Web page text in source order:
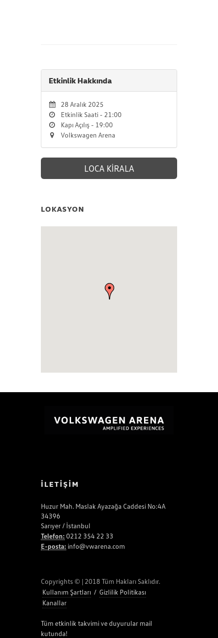
Etkinlik Hakkında
28 Aralık 2025
Etkinlik Saati - 21:00
Kapı Açılış - 19:00
Volkswagen Arena
LOCA KİRALA
LOKASYON
İLETİŞİM
Huzur Mah. Maslak Ayazağa Caddesi No:4A
34396
Sarıyer / İstanbul
Telefon: 0212 354 22 33
E-posta: info@vwarena.com
Copyrights © | 2018 Tüm Hakları Saklıdır.
Kullanım Şartları / Gizlilik Politikası
Kanallar
Tüm etkinlik takvimi ve duyurular mail
kutunda!